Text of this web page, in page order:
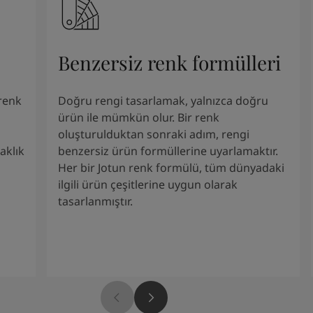
Benzersiz renk formülleri
Doğru rengi tasarlamak, yalnızca doğru
ürün ile mümkün olur. Bir renk
oluşturulduktan sonraki adım, rengi
benzersiz ürün formüllerine uyarlamaktır.
Her bir Jotun renk formülü, tüm dünyadaki
ilgili ürün çeşitlerine uygun olarak
tasarlanmıştır.